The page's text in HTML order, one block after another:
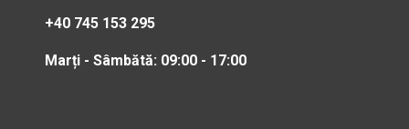
+40 745 153 295
Marți - Sâmbătă: 09:00 - 17:00